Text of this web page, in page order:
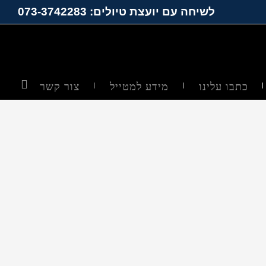
לשיחה עם יועצת טיולים: 073-3742283
כתבו עלינו מידע למטייל צור קשר